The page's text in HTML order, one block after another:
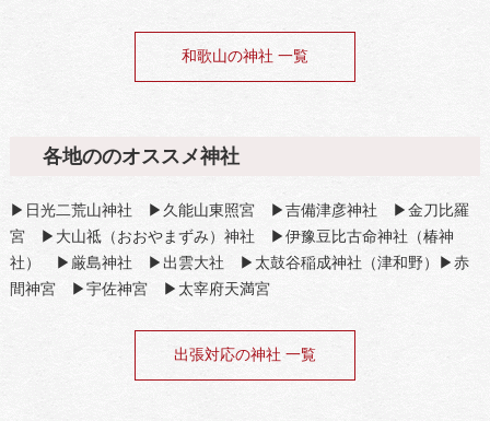
和歌山の神社 一覧
各地ののオススメ神社
▶日光二荒山神社 ▶久能山東照宮 ▶吉備津彦神社 ▶金刀比羅
宮 ▶大山祗（おおやまずみ）神社 ▶伊豫豆比古命神社（椿神
社） ▶厳島神社 ▶出雲大社 ▶太鼓谷稲成神社（津和野）▶赤
間神宮 ▶宇佐神宮 ▶太宰府天満宮
出張対応の神社 一覧